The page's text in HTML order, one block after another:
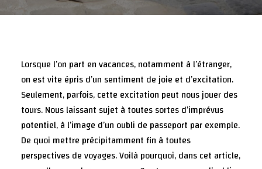
Lorsque l’on part en vacances, notamment à l’étranger,
on est vite épris d’un sentiment de joie et d’excitation.
Seulement, parfois, cette excitation peut nous jouer des
tours. Nous laissant sujet à toutes sortes d’imprévus
potentiel, à l’image d’un oubli de passeport par exemple.
De quoi mettre précipitamment fin à toutes
perspectives de voyages. Voilà pourquoi, dans cet article,